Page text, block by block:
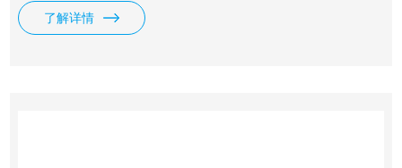
针固定、浅表伤口防护。
了解详情